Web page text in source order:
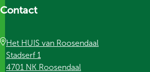
Contact
Het HUIS van Roosendaal
Stadserf 1
4701 NK Roosendaal